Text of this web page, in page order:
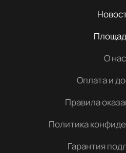
О нас
Оплата и
Правила
Политика
Гарантия